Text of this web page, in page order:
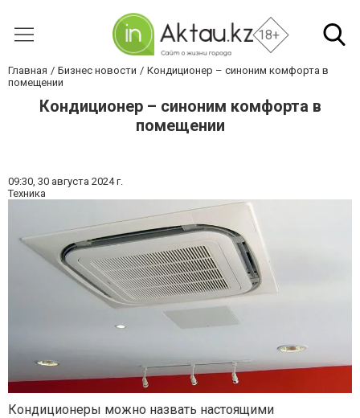
18+
Главная Бизнес новости
Кондиционер – синоним комфорта в
помещении
Кондиционер – синоним комфорта в
помещении
09:30, 30 августа 2024 г.
Техника
Кондиционеры можно назвать настоящими